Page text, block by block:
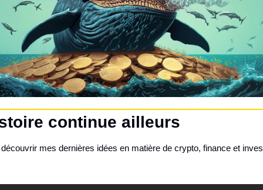
continue ailleurs
mes dernières idées en matière de crypto, finance et